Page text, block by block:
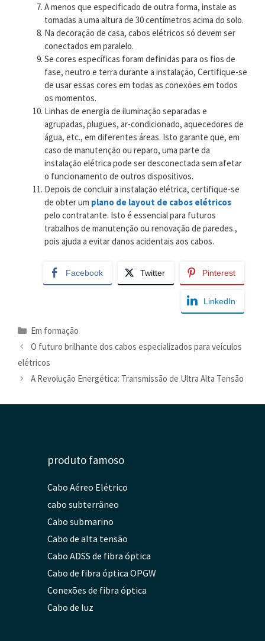
A menos que especificado de outra forma, instale as
tomadas a uma altura de 30 centímetros acima do solo.
Na decoração de casa, cabos elétricos só devem ser
conectados em paralelo.
Se cores específicas foram definidas para os fios de
fase, neutro e terra durante a instalação, Certifique-se
de usar essas cores em todas as conexões em todos
os momentos.
Linhas de energia de iluminação separadas e
agrupadas, plugues, ar-condicionado, aquecedores de
água, etc., em diferentes áreas. Isto garante que, em
caso de manutenção ou reparo, uma parte da
instalação elétrica pode ser desconectada sem afetar
o funcionamento de outros dispositivos.
Depois de concluir a instalação elétrica, certifique-se
de obter um plano de layout de cabos elétricos
pelo contratante. Isto é essencial para futuros
trabalhos de manutenção ou renovação de paredes.,
pois ajuda a evitar danos acidentais aos cabos.
Facebook Twitter Pinterest
LinkedIn
Categorias
Em formação
O futuro brilhante dos cabos especializados para veículos
elétricos
A Revolução Energética: Transmissão de Ultra Alta Tensão
produto famoso
Cabo Aéreo Elétrico
cabo subterrâneo
Cabo submarino
Cabo de alta tensão
Cabo ADSS de fibra óptica
Cabo de fibra óptica OPGW
Conexões de fibra óptica
Cabo de luz